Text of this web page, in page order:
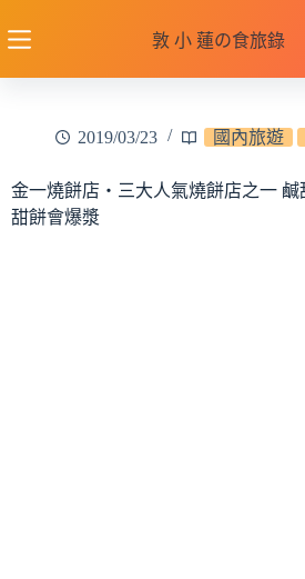
至
敦 小 蓮の食旅錄
2019/03/23 國內旅遊
金一燒餅店‧三大人氣燒餅店之一 鹹
甜餅會爆漿